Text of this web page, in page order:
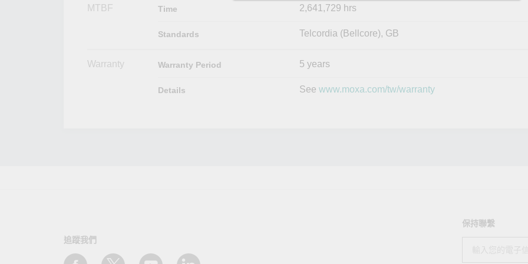
MTBF Time 2,641,729 hrs
Standards Telcordia (Bellcore), GB
Warranty Warranty Period 5 years
Details See www.moxa.com/tw/warranty
追蹤我們
保持聯繫